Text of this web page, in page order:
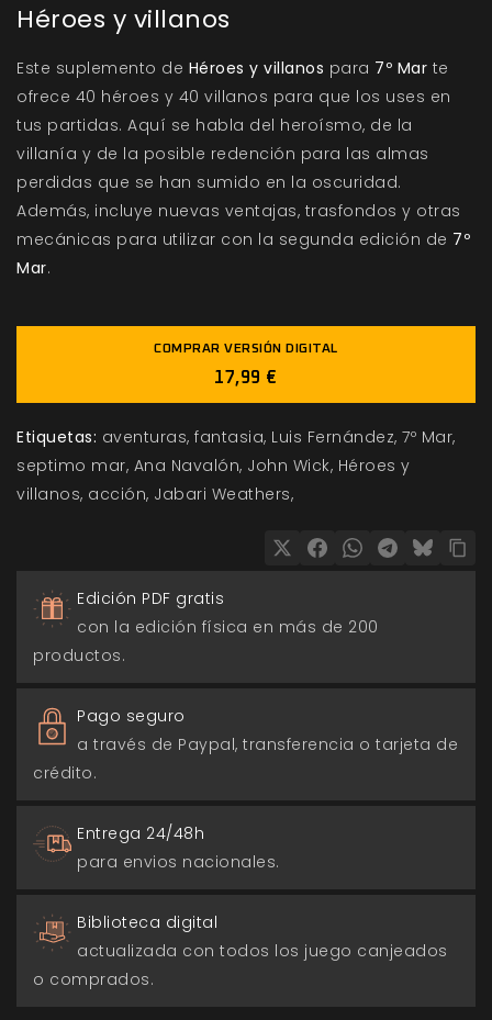
Héroes y villanos
Este suplemento de Héroes y villanos para 7º Mar te
ofrece 40 héroes y 40 villanos para que los uses en
tus partidas. Aquí se habla del heroísmo, de la
villanía y de la posible redención para las almas
perdidas que se han sumido en la oscuridad.
Además, incluye nuevas ventajas, trasfondos y otras
mecánicas para utilizar con la segunda edición de 7º
Mar.
COMPRAR VERSIÓN DIGITAL
17,99 €
Etiquetas: aventuras fantasia Luis Fernández 7º Mar
septimo mar Ana Navalón John Wick Héroes y
villanos acción Jabari Weathers
Edición PDF gratis
con la edición física en más de 200
productos.
Pago seguro
a través de Paypal, transferencia o tarjeta de
crédito.
Entrega 24/48h
para envios nacionales.
Biblioteca digital
actualizada con todos los juego canjeados
o comprados.